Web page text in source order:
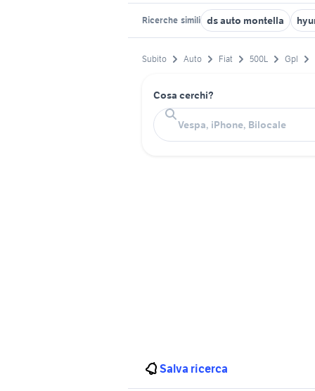
Ricerche simili ds auto montella
Subito Auto Fiat 500L Gpl
Cosa cerchi?
Salva ricerca